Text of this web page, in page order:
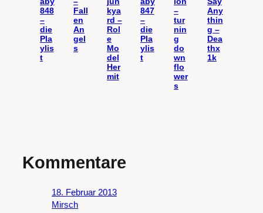
848
–
die
Pla
ylis
t
Fall
en
An
gel
s
kya
rd –
Rol
e
Mo
del
Her
mit
847
–
die
Pla
ylis
t
–
tur
nin
g
do
wn
flo
wer
s
Any
thin
g –
Dea
thx
1k
Kommentare
18. Februar 2013
Mirsch